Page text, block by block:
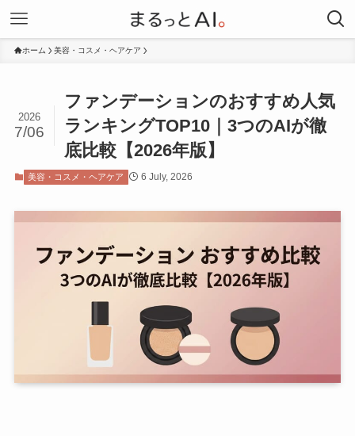
ホーム 美容・コスメ・ヘアケア
ファンデーションのおすすめ人気
ランキングTOP10｜3つのAIが徹
底比較【2026年版】
2026
7/06
美容・コスメ・ヘアケア 6 July, 2026